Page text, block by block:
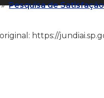
Pesquisa de Satisfação
https://